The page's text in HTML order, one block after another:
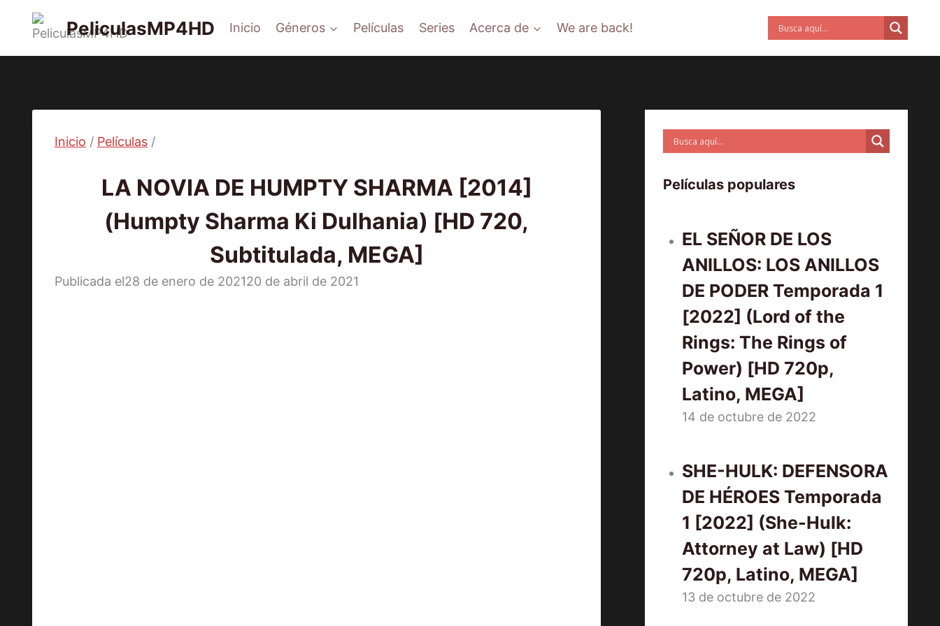
PeliculasMP4HD Inicio Géneros Películas Series Acerca de We are back!
Inicio / Películas /
LA NOVIA DE HUMPTY SHARMA [2014]
(Humpty Sharma Ki Dulhania) [HD 720,
Subtitulada, MEGA]
Publicada el28 de enero de 202120 de abril de 2021
Películas populares
EL SEÑOR DE LOS
ANILLOS: LOS ANILLOS
DE PODER Temporada 1
[2022] (Lord of the
Rings: The Rings of
Power) [HD 720p,
Latino, MEGA]
14 de octubre de 2022
SHE-HULK: DEFENSORA
DE HÉROES Temporada
1 [2022] (She-Hulk:
Attorney at Law) [HD
720p, Latino, MEGA]
13 de octubre de 2022